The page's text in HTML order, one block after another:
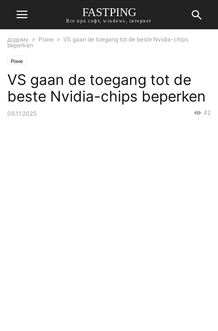
FASTPING
Все про софт, windows, інтернет
додому Різне
VS gaan de toegang tot de beste Nvidia-chips
beperken
Різне
VS gaan de toegang tot de
beste Nvidia-chips beperken
09.11.2025 42